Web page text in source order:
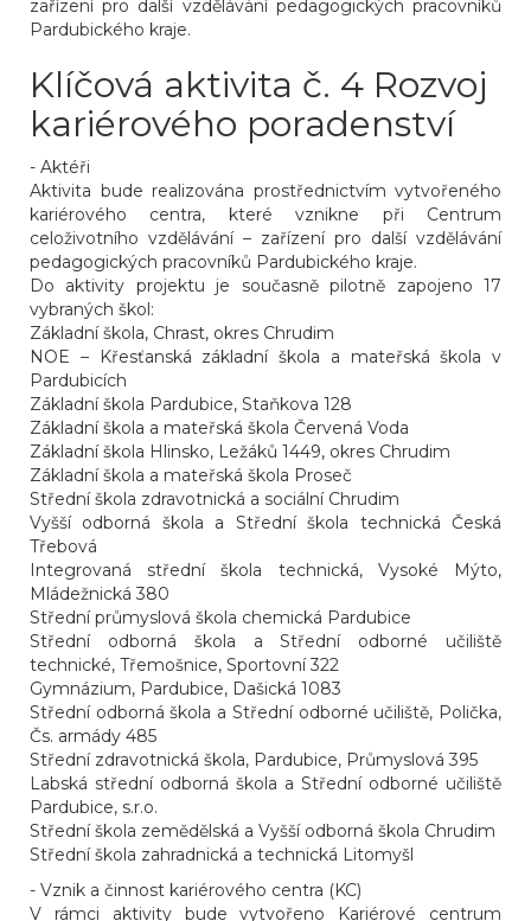
zařízení pro další vzdělávání pedagogických pracovníků
Pardubického kraje.
Klíčová aktivita č. 4 Rozvoj
kariérového poradenství
- Aktéři
Aktivita bude realizována prostřednictvím vytvořeného
kariérového centra, které vznikne při Centrum
celoživotního vzdělávání – zařízení pro další vzdělávání
pedagogických pracovníků Pardubického kraje.
Do aktivity projektu je současně pilotně zapojeno 17
vybraných škol:
Základní škola, Chrast, okres Chrudim
NOE – Křesťanská základní škola a mateřská škola v
Pardubicích
Základní škola Pardubice, Staňkova 128
Základní škola a mateřská škola Červená Voda
Základní škola Hlinsko, Ležáků 1449, okres Chrudim
Základní škola a mateřská škola Proseč
Střední škola zdravotnická a sociální Chrudim
Vyšší odborná škola a Střední škola technická Česká
Třebová
Integrovaná střední škola technická, Vysoké Mýto,
Mládežnická 380
Střední průmyslová škola chemická Pardubice
Střední odborná škola a Střední odborné učiliště
technické, Třemošnice, Sportovní 322
Gymnázium, Pardubice, Dašická 1083
Střední odborná škola a Střední odborné učiliště, Polička,
Čs. armády 485
Střední zdravotnická škola, Pardubice, Průmyslová 395
Labská střední odborná škola a Střední odborné učiliště
Pardubice, s.r.o.
Střední škola zemědělská a Vyšší odborná škola Chrudim
Střední škola zahradnická a technická Litomyšl
- Vznik a činnost kariérového centra (KC)
V rámci aktivity bude vytvořeno Kariérové centrum